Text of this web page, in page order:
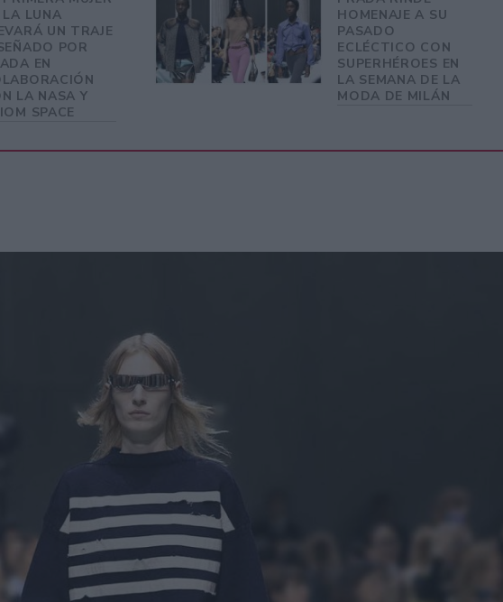
LA LUNA
UN TRAJE
POR
EN
LA NASA Y
SPACE
HOMENAJE A SU
PASADO
ECLÉCTICO CON
SUPERHÉROES EN
LA SEMANA DE LA
MODA DE MILÁN